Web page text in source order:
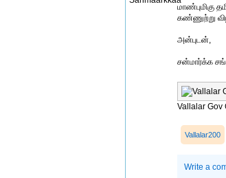
மாண்புமிகு
கண்ணுற்று
அன்புடன்,
சன்மார்க்க
Vallalar Gov
Vallalar200
Write a